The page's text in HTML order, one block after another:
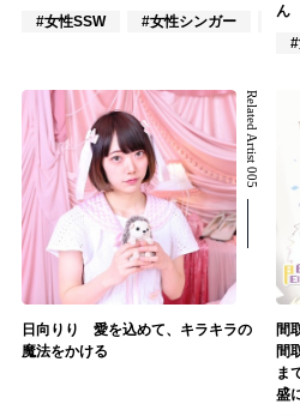
#女性SSW
#女性シンガー #イ
ん
Related Artist 005
日向りり 愛を込めて、キラキラの
魔法をかける
間
間
ま
盛